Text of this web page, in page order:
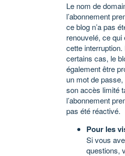
Le nom de
l’abonnement
ce blog n’a pas
renouvelé, ce qui
cette interruption.
certains cas, le
également être
un mot de
son accès limité
l’abonnement
pas été réactivé.
Pour les
Si vous
questions,